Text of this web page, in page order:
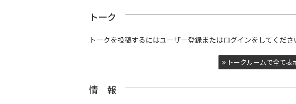
トーク
トークを投稿するにはユーザー登録またはログインをしてくださ
トークルームで全て表
情 報